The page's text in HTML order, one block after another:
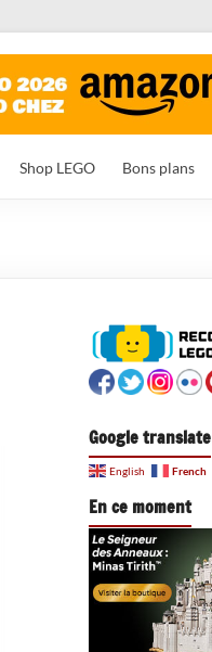
Shop LEGO Bons plans
Google translate
English French
En ce moment